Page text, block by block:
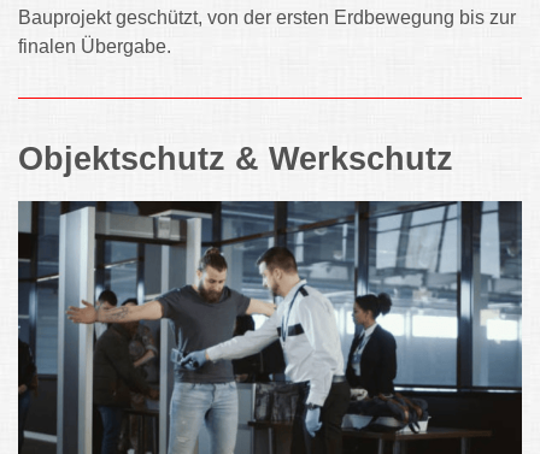
Bauprojekt geschützt, von der ersten Erdbewegung bis zur
finalen Übergabe.
Objektschutz & Werkschutz